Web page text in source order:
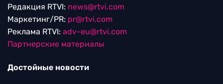
Редакция RTVI: news@rtvi.com
Маркетинг/PR: pr@rtvi.com
Реклама RTVI: adv-eu@rtvi.com
Партнерские материалы
Достойные новости